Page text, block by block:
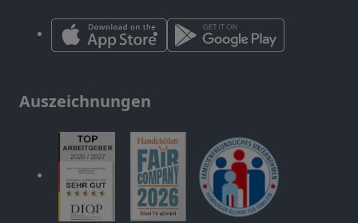
Auszeichnungen